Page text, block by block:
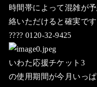
時間帯によって混雑が
絡いただけると確実です
???? 0120-32-9425
いわた応援チケット3
の使用期間が今月いっぱ